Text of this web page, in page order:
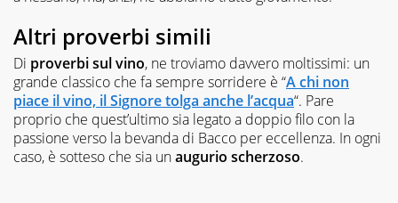
Altri proverbi simili
Di proverbi sul vino, ne troviamo davvero moltissimi: un
grande classico che fa sempre sorridere è “A chi non
piace il vino, il Signore tolga anche l’acqua“. Pare
proprio che quest’ultimo sia legato a doppio filo con la
passione verso la bevanda di Bacco per eccellenza. In ogni
caso, è sotteso che sia unaugurio scherzoso.